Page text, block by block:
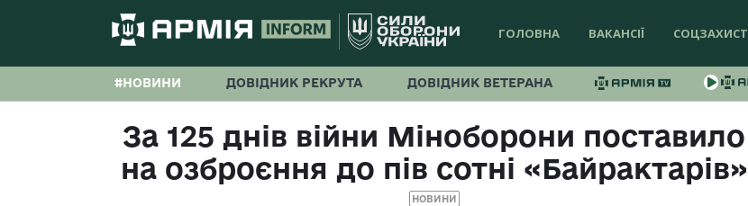
ГОЛОВНА ВАКАНСІЇ СОЦЗАХИСТ
#НОВИНИ ДОВІДНИК РЕКРУТА ДОВІДНИК ВЕТЕРАНА
За 125 днів війни Міноборони поставило
на озброєння до пів сотні «Байрактарів»
НОВИНИ